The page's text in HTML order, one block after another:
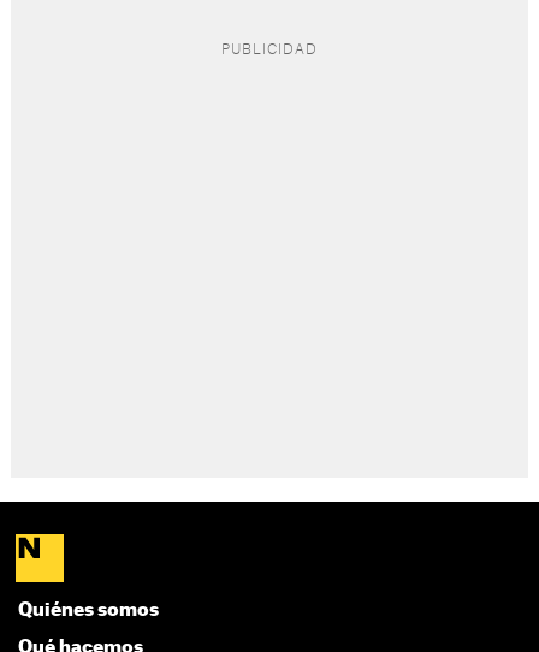
Quiénes somos
Qué hacemos